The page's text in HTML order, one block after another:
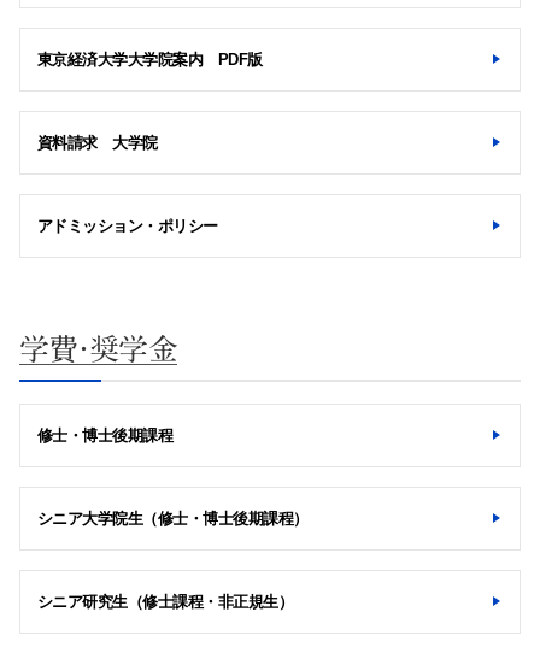
東京経済大学大学院案内 PDF版
資料請求 大学院
アドミッション・ポリシー
学費・奨学金
修士・博士後期課程
シニア大学院生（修士・博士後期課程）
シニア研究生（修士課程・非正規生）